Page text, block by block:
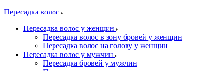
Пересадка волос
Пересадка волос у женщин
Пересадка волос в зону бровей у женщин
Пересадка волос на голову у женщин
Пересадка волос у мужчин
Пересадка бровей у мужчин